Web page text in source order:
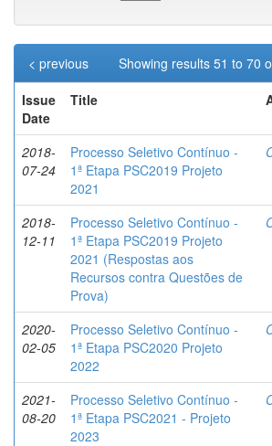
Showing results 51 to 70
< previous
Issue
Date
Title
2018-
07-24
Processo Seletivo Contínuo -
1ª Etapa PSC2019 Projeto
2021
2018-
12-11
Processo Seletivo Contínuo -
1ª Etapa PSC2019 Projeto
2021 (Respostas aos
Recursos contra Questões de
Prova)
2020-
02-05
Processo Seletivo Contínuo -
1ª Etapa PSC2020 Projeto
2022
2021-
08-20
Processo Seletivo Contínuo -
1ª Etapa PSC2021 - Projeto
2023